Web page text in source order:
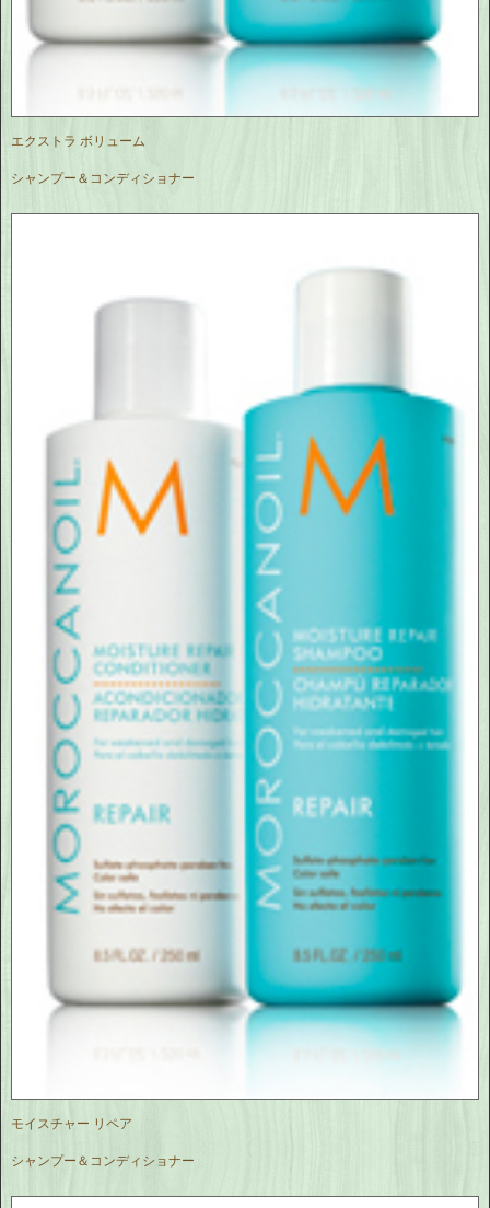
エクストラ ボリューム
シャンプー＆コンディショナー
モイスチャー リペア
シャンプー＆コンディショナー